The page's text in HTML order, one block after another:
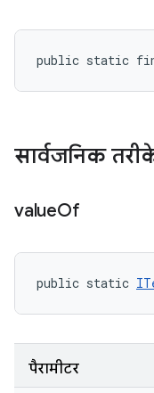
public static
सार्वजनिक
valueOf
public static
पैरामीटर